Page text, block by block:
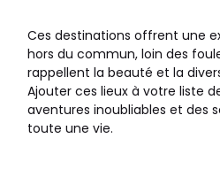
Ces destinations offrent une
hors du commun, loin des
rappellent la beauté et la
Ajouter ces lieux à votre liste
aventures inoubliables et des
toute une vie.